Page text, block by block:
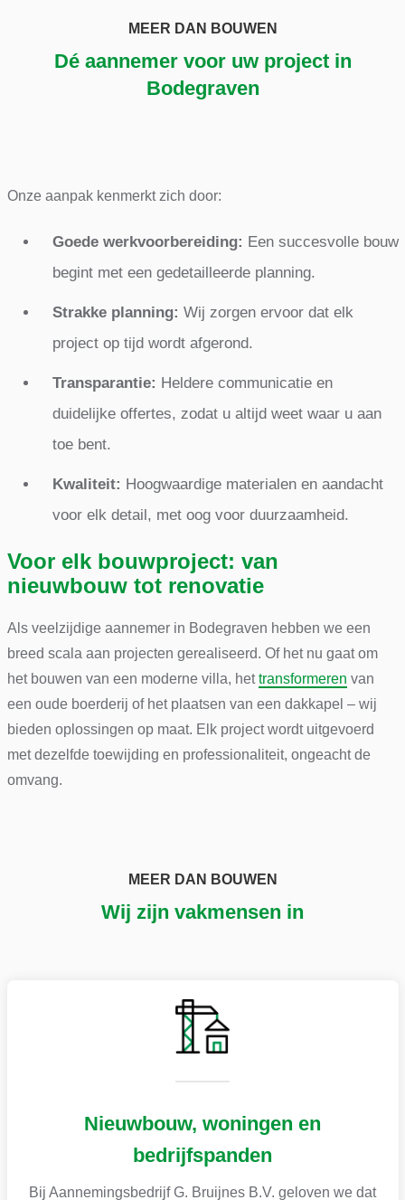
MEER DAN BOUWEN
Dé aannemer voor uw project in
Bodegraven
Onze aanpak kenmerkt zich door:
Goede werkvoorbereiding: Een succesvolle bouw
begint met een gedetailleerde planning.
Strakke planning: Wij zorgen ervoor dat elk
project op tijd wordt afgerond.
Transparantie: Heldere communicatie en
duidelijke offertes, zodat u altijd weet waar u aan
toe bent.
Kwaliteit: Hoogwaardige materialen en aandacht
voor elk detail, met oog voor duurzaamheid.
Voor elk bouwproject: van
nieuwbouw tot renovatie
Als veelzijdige aannemer in Bodegraven hebben we een
breed scala aan projecten gerealiseerd. Of het nu gaat om
het bouwen van een moderne villa, hettransformeren van
een oude boerderij of het plaatsen van een dakkapel – wij
bieden oplossingen op maat. Elk project wordt uitgevoerd
met dezelfde toewijding en professionaliteit, ongeacht de
omvang.
MEER DAN BOUWEN
Wij zijn vakmensen in
Nieuwbouw, woningen en
bedrijfspanden
Bij Aannemingsbedrijf G. Bruijnes B.V. geloven we dat